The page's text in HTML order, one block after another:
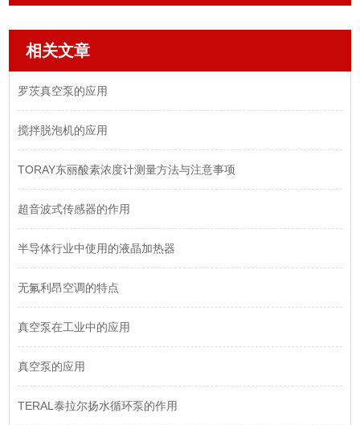
相关文章
罗茨真空泵的应用
搅拌脱泡机的应用
TORAY东丽酸素浓度计测量方法与注意事项
超音波式传感器的作用
半导体行业中使用的液晶加热器
无氟利昂空调的特点
真空泵在工业中的应用
真空泵的应用
TERAL泰拉尔扬水循环泵的作用